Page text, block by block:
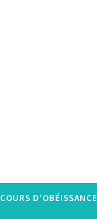
COURS D’OBÉISSANCE